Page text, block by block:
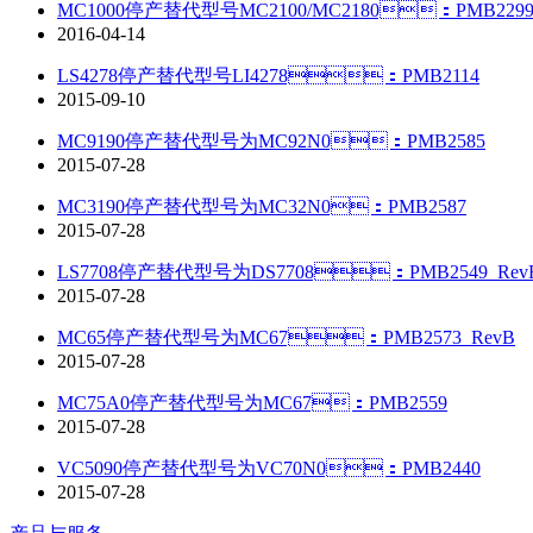
MC1000停产替代型号MC2100/MC2180：PMB2299
2016-04-14
LS4278停产替代型号LI4278：PMB2114
2015-09-10
MC9190停产替代型号为MC92N0：PMB2585
2015-07-28
MC3190停产替代型号为MC32N0：PMB2587
2015-07-28
LS7708停产替代型号为DS7708：
2015-07-28
MC65停产替代型号为MC67：PMB2573_RevB
2015-07-28
MC75A0停产替代型号为MC67：PMB2559
2015-07-28
VC5090停产替代型号为VC70N0：PMB2440
2015-07-28